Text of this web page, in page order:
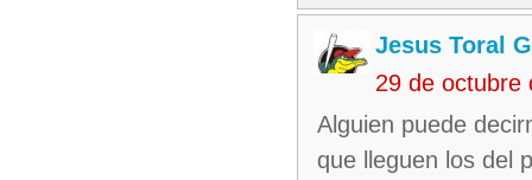
Jesus Toral
29 de octubre
Alguien puede
que lleguen los del